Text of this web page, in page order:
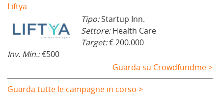
Liftya
Tipo:Startup Inn.
Settore:Health Care
Target:€ 200.000
Inv. Min.:€500
Guarda su Crowdfundme >
Guarda tutte le campagne in corso >